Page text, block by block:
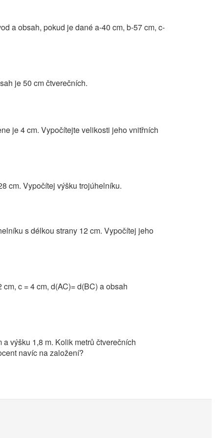
a obsah, pokud je dané a-40 cm, b-57 cm, c-
je 50 cm čtverečních.
je 4 cm. Vypočítejte velikosti jeho vnitřních
cm. Vypočítej výšku trojúhelníku.
s délkou strany 12 cm. Vypočítej jeho
c = 4 cm, d(AC)= d(BC) a obsah
výšku 1,8 m. Kolik metrů čtverečních
navíc na založení?